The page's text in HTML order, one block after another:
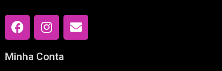
Minha Conta